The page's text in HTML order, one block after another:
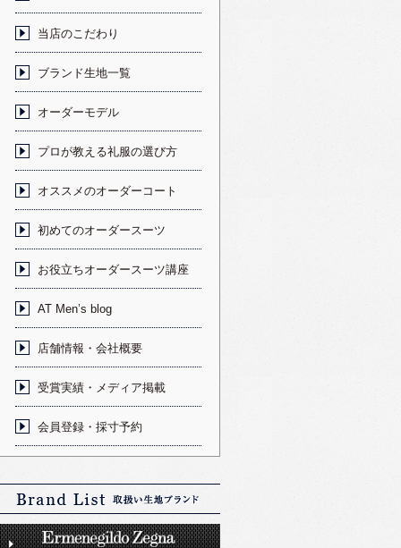
当店のこだわり
ブランド生地一覧
オーダーモデル
プロが教える礼服の選び方
オススメのオーダーコート
初めてのオーダースーツ
お役立ちオーダースーツ講座
AT Men’s blog
店舗情報・会社概要
受賞実績・メディア掲載
会員登録・採寸予約